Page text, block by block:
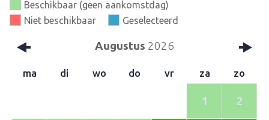
Beschikbaar (geen aankomstdag)
Niet beschikbaar
Geselecteerd
Augustus 2026
ma di wo do vr za zo
1 2